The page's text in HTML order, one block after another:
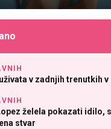
v zadnjih trenutkih
želela pokazati idilo,
stvar